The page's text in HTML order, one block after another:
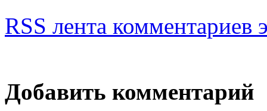
RSS лента комментариев
Добавить комментарий